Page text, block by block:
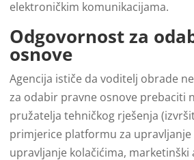
elektroničkim komunikacijama.
Odgovornost za
osnove
Agencija ističe da voditelj obrade
za odabir pravne osnove prebaciti
pružatelja tehničkog rješenja
primjerice platformu za upravljanje
upravljanje kolačićima, marketinški